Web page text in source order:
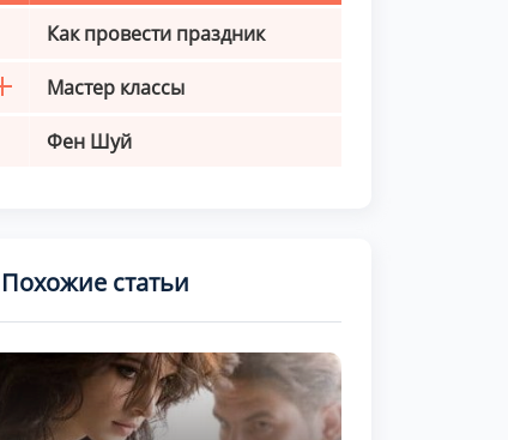
Как провести праздник
Мастер классы
Фен Шуй
Похожие статьи